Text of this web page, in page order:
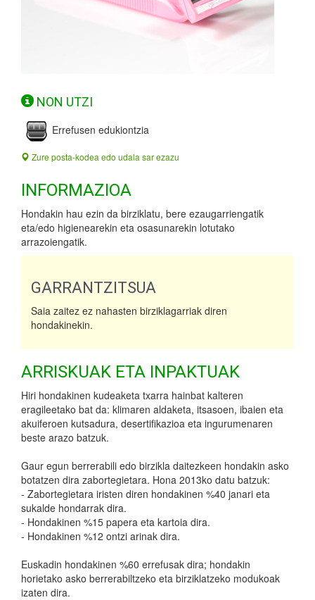
NON UTZI
Errefusen edukiontzia
Zure posta-kodea edo udala sar ezazu
INFORMAZIOA
Hondakin hau ezin da birziklatu, bere ezaugarriengatik
eta/edo higienearekin eta osasunarekin lotutako
arrazoiengatik.
GARRANTZITSUA
Saia zaitez ez nahasten birziklagarriak diren
hondakinekin.
ARRISKUAK ETA INPAKTUAK
Hiri hondakinen kudeaketa txarra hainbat kalteren
eragileetako bat da: klimaren aldaketa, itsasoen, ibaien eta
akuiferoen kutsadura, desertifikazioa eta ingurumenaren
beste arazo batzuk.
Gaur egun berrerabili edo birzikla daitezkeen hondakin asko
botatzen dira zabortegietara. Hona 2013ko datu batzuk:
- Zabortegietara iristen diren hondakinen %40 janari eta
sukalde hondarrak dira.
- Hondakinen %15 papera eta kartoia dira.
- Hondakinen %12 ontzi arinak dira.
Euskadin hondakinen %60 errefusak dira; hondakin
horietako asko berrerabiltzeko eta birziklatzeko modukoak
izaten dira.